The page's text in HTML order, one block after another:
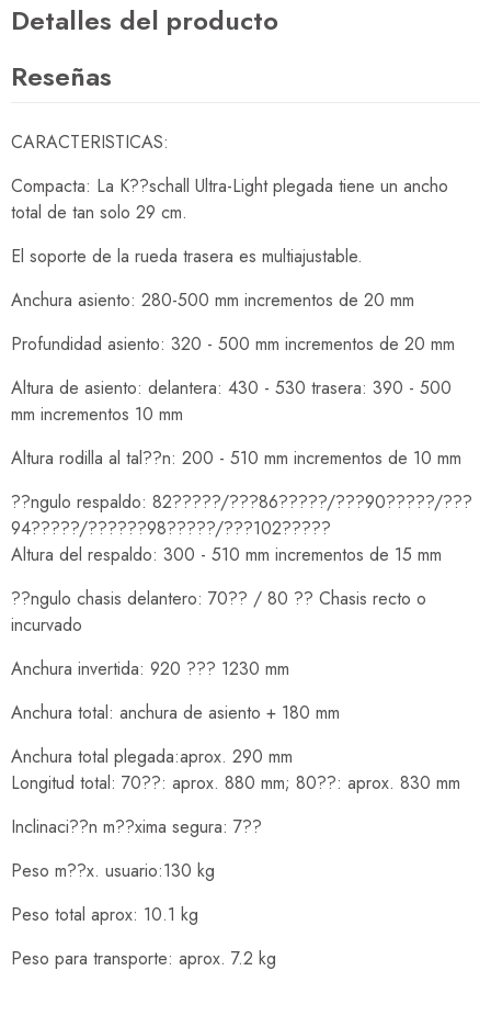
Detalles del producto
Reseñas
CARACTERISTICAS:
Compacta: La K??schall Ultra-Light plegada tiene un ancho
total de tan solo 29 cm.
El soporte de la rueda trasera es multiajustable.
Anchura asiento: 280-500 mm incrementos de 20 mm
Profundidad asiento: 320 - 500 mm incrementos de 20 mm
Altura de asiento: delantera: 430 - 530 trasera: 390 - 500
mm incrementos 10 mm
Altura rodilla al tal??n: 200 - 510 mm incrementos de 10 mm
??ngulo respaldo: 82?????/???86?????/???90?????/???
94?????/??????98?????/???102?????
Altura del respaldo: 300 - 510 mm incrementos de 15 mm
??ngulo chasis delantero: 70?? / 80 ?? Chasis recto o
incurvado
Anchura invertida: 920 ??? 1230 mm
Anchura total: anchura de asiento + 180 mm
Anchura total plegada:aprox. 290 mm
Longitud total: 70??: aprox. 880 mm; 80??: aprox. 830 mm
Inclinaci??n m??xima segura: 7??
Peso m??x. usuario:130 kg
Peso total aprox: 10.1 kg
Peso para transporte: aprox. 7.2 kg